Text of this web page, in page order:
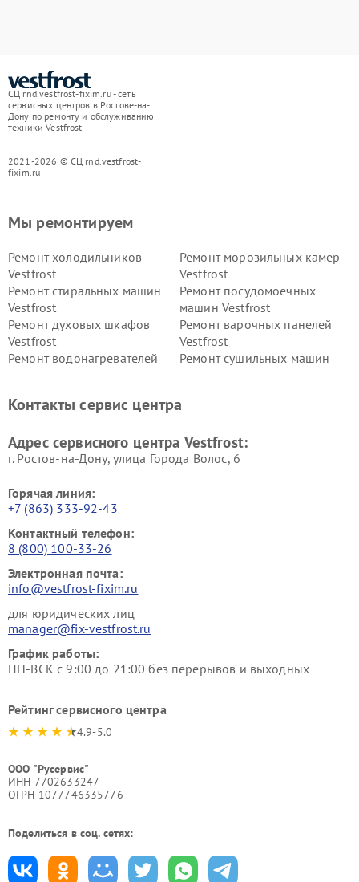
СЦ rnd.vestfrost-fixim.ru - сеть
сервисных центров в Ростове-на-
Дону по ремонту и обслуживанию
техники Vestfrost
2021-2026 © СЦ rnd.vestfrost-
fixim.ru
Мы ремонтируем
Ремонт холодильников
Vestfrost
Ремонт морозильных камер
Vestfrost
Ремонт стиральных машин
Vestfrost
Ремонт посудомоечных
машин Vestfrost
Ремонт духовых шкафов
Vestfrost
Ремонт варочных панелей
Vestfrost
Ремонт водонагревателей
Ремонт сушильных машин
Vestfrost
Контакты сервис центра
Адрес сервисного центра Vestfrost:
г. Ростов-на-Дону, улица Города Волос, 6
Горячая линия:
+7 (863) 333-92-43
Контактный телефон:
8 (800) 100-33-26
Электронная почта:
info@vestfrost-fixim.ru
для юридических лиц
manager@fix-vestfrost.ru
График работы:
ПН-ВСК с 9:00 до 21:00 без перерывов и выходных
Рейтинг сервисного центра
4.9-5.0
ООО "Русервис"
ИНН 7702633247
ОГРН 1077746335776
Поделиться в соц. сетях: